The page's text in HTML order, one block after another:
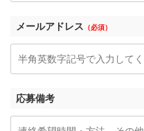
メールアドレス （必須）
応募備考